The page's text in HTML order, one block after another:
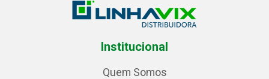
Institucional
Quem Somos